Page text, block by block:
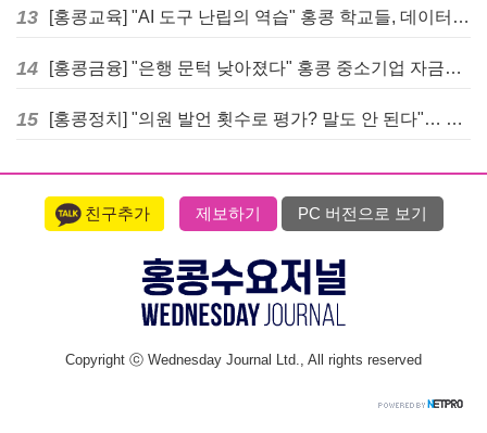
13 [홍콩교육] "AI 도구 난립의 역습" 홍콩 학교들, 데이터 고립에 교육 효과 평가 비상
14 [홍콩금융] "은행 문턱 낮아졌다" 홍콩 중소기업 자금줄 숨통 트이나… HKMA "2분기 신용 조건 안정적"
15 [홍콩정치] "의원 발언 횟수로 평가? 말도 안 된다"… 홍콩 입법회 의장의 일침
친구추가 제보하기 PC 버전으로 보기
Copyright ⓒ Wednesday Journal Ltd., All rights reserved